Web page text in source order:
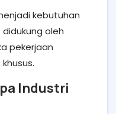
kebutuhan
oleh
pekerjaan
Industri